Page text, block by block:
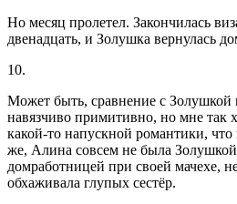
Но месяц пролетел. Закончилась
двенадцать, и Золушка вернулась
10.
Может быть, сравнение с Золушкой
навязчиво примитивно, но мне так
какой-то напускной романтики,
же, Алина совсем не была
домработницей при своей мачехе,
обхаживала глупых сестёр.